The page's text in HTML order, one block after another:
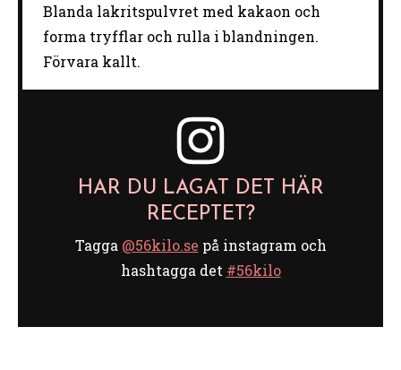
Blanda lakritspulvret med kakaon och
forma tryfflar och rulla i blandningen.
Förvara kallt.
HAR DU LAGAT DET HÄR
RECEPTET?
Tagga @56kilo.se på instagram och
hashtagga det #56kilo